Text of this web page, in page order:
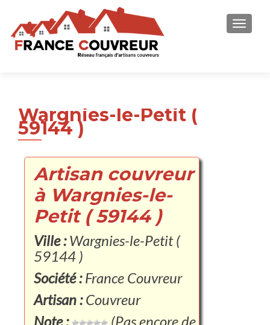
Wargnies-le-Petit (
59144 )
Artisan couvreur
à Wargnies-le-
Petit ( 59144 )
Ville :Wargnies-le-Petit (
59144 )
Société :France Couvreur
Artisan :Couvreur
Note :
(Pas encore de